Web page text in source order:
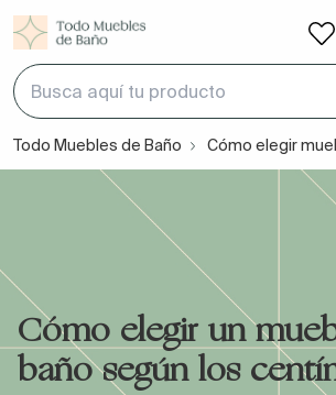
Todo Muebles de Baño Cómo elegir
Cómo elegir un
baño según los